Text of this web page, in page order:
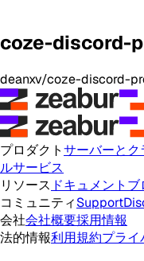
coze-discord-
deanxv/coze-discord-
プロダクトサーバーとク
ルサービス
リソース ドキュメント ブ
コミュニティSupport
会社会社概要採用情報
法的情報利用規約プライ